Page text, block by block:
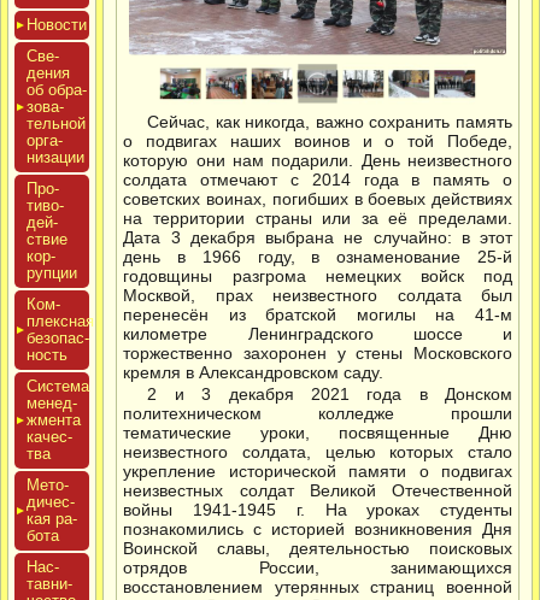
Новос­ти
Све­
дения
об об­ра­
зова­
тель­ной
ор­га­
низа­ции
Про­
тиво­
дей­
ствие
кор­
рупции
Ком­
плексная
бе­зопас­
ность
Сис­те­ма
ме­нед­
жмен­та
ка­чес­
тва
Мето­
дичес­
кая ра­
бота
Нас­
тавни­
Сейчас, как никогда, важно сохранить память
о подвигах наших воинов и о той Победе,
которую они нам подарили. День неизвестного
солдата отмечают с 2014 года в память о
советских воинах, погибших в боевых действиях
на территории страны или за её пределами.
Дата 3 декабря выбрана не случайно: в этот
день в 1966 году, в ознаменование 25-й
годовщины разгрома немецких войск под
Москвой, прах неизвестного солдата был
перенесён из братской могилы на 41-м
километре Ленинградского шоссе и
торжественно захоронен у стены Московского
кремля в Александровском саду.
2 и 3 декабря 2021 года в Донском
политехническом колледже прошли
тематические уроки, посвященные Дню
неизвестного солдата, целью которых стало
укрепление исторической памяти о подвигах
неизвестных солдат Великой Отечественной
войны 1941-1945 г. На уроках студенты
познакомились с историей возникновения Дня
Воинской славы, деятельностью поисковых
отрядов России, занимающихся
восстановлением утерянных страниц военной